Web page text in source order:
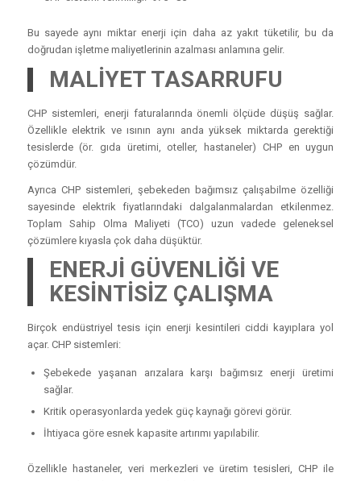
Bu sayede aynı miktar enerji için daha az yakıt tüketilir, bu da
doğrudan işletme maliyetlerinin azalması anlamına gelir.
MALİYET TASARRUFU
CHP sistemleri, enerji faturalarında önemli ölçüde düşüş sağlar.
Özellikle elektrik ve ısının aynı anda yüksek miktarda gerektiği
tesislerde (ör. gıda üretimi, oteller, hastaneler) CHP en uygun
çözümdür.
Ayrıca CHP sistemleri, şebekeden bağımsız çalışabilme özelliği
sayesinde elektrik fiyatlarındaki dalgalanmalardan etkilenmez.
Toplam Sahip Olma Maliyeti (TCO) uzun vadede geleneksel
çözümlere kıyasla çok daha düşüktür.
ENERJİ GÜVENLİĞİ VE
KESİNTİSİZ ÇALIŞMA
Birçok endüstriyel tesis için enerji kesintileri ciddi kayıplara yol
açar. CHP sistemleri:
Şebekede yaşanan arızalara karşı bağımsız enerji üretimi
sağlar.
Kritik operasyonlarda yedek güç kaynağı görevi görür.
İhtiyaca göre esnek kapasite artırımı yapılabilir.
Özellikle hastaneler, veri merkezleri ve üretim tesisleri, CHP ile